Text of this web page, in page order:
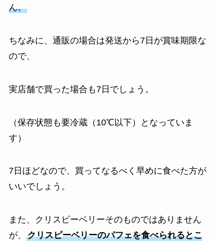
ん。
ちなみに、通販の場合は発送から7日が賞味期限な
ので、
実店舗で買った場合も7日でしょう。
（保存状態も要冷蔵（10℃以下）となっていま
す）
7日ほどなので、買ってなるべく早めに食べた方が
いいでしょう。
また、クリスピーベリーそのものではありません
が、 クリスピーベリーのパフェを食べられるとこ